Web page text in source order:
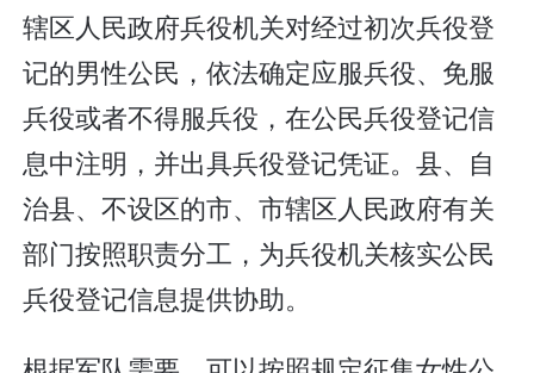
辖区人民政府兵役机关对经过初次兵役登
记的男性公民，依法确定应服兵役、免服
兵役或者不得服兵役，在公民兵役登记信
息中注明，并出具兵役登记凭证。县、自
治县、不设区的市、市辖区人民政府有关
部门按照职责分工，为兵役机关核实公民
兵役登记信息提供协助。